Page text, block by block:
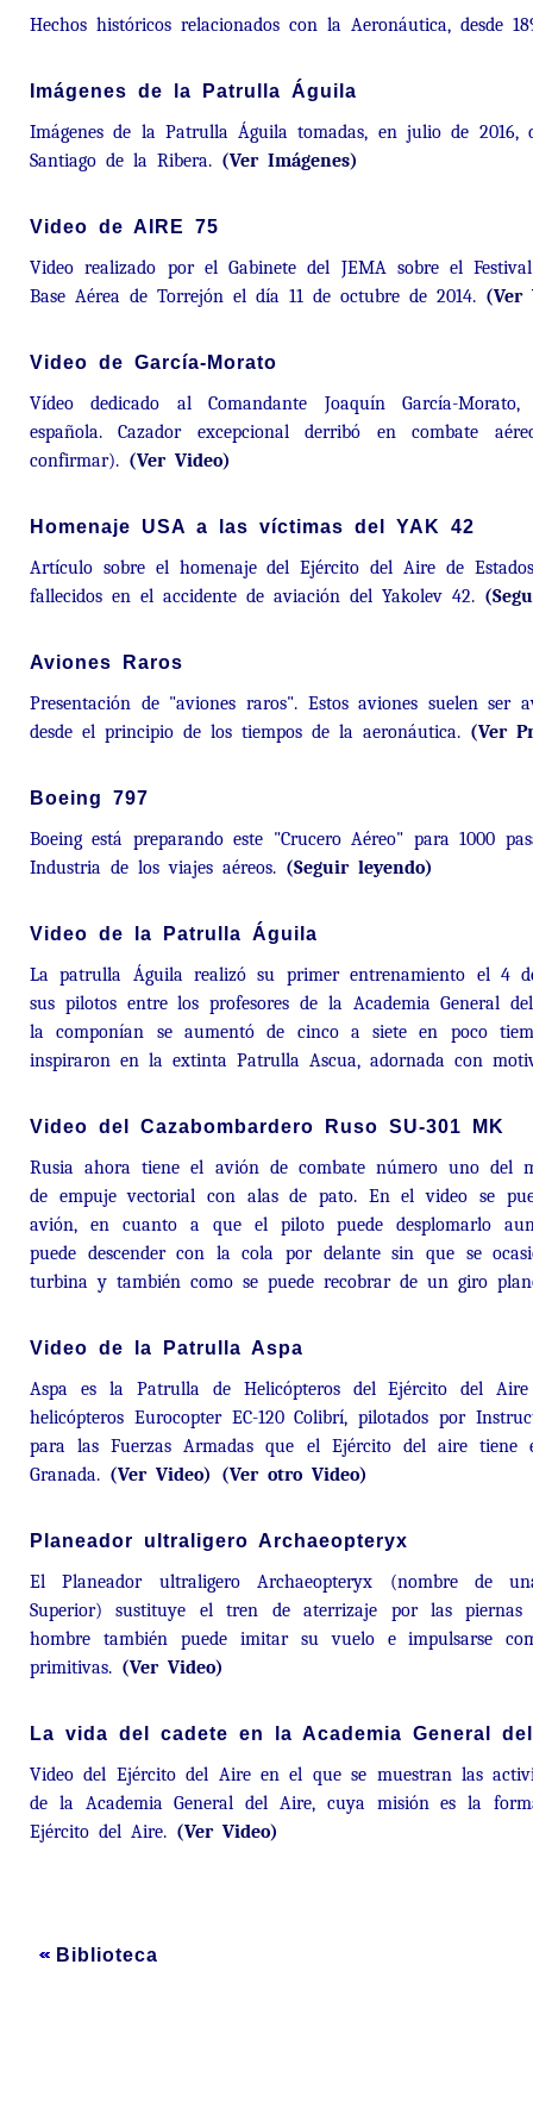
Hechos históricos relacionados con la Aeronáutica, desde
Imágenes de la Patrulla Águila
Imágenes de la Patrulla Águila tomadas, en julio de 2016,
Santiago de la Ribera. (Ver Imágenes)
Video de AIRE 75
Video realizado por el Gabinete del JEMA sobre el
Base Aérea de Torrejón el día 11 de octubre de 2014. (Ver
Video de García-Morato
Vídeo dedicado al Comandante Joaquín García-
española. Cazador excepcional derribó en combate
confirmar). (Ver Video)
Homenaje USA a las víctimas del YAK 42
Artículo sobre el homenaje del Ejército del Aire de
fallecidos en el accidente de aviación del Yakolev 42.
Aviones Raros
Presentación de "aviones raros". Estos aviones suelen ser
desde el principio de los tiempos de la aeronáutica. (Ver
Boeing 797
Boeing está preparando este "Crucero Aéreo" para 1000
Industria de los viajes aéreos. (Seguir leyendo)
Video de la Patrulla Águila
La patrulla Águila realizó su primer entrenamiento el 4
sus pilotos entre los profesores de la Academia General
la componían se aumentó de cinco a siete en poco
inspiraron en la extinta Patrulla Ascua, adornada con
Video del Cazabombardero Ruso SU-301 MK
Rusia ahora tiene el avión de combate número uno del
de empuje vectorial con alas de pato. En el video se
avión, en cuanto a que el piloto puede desplomarlo
puede descender con la cola por delante sin que se
turbina y también como se puede recobrar de un giro
Video de la Patrulla Aspa
Aspa es la Patrulla de Helicópteros del Ejército del
helicópteros Eurocopter EC-120 Colibrí, pilotados por
para las Fuerzas Armadas que el Ejército del aire
Granada. (Ver Video) (Ver otro Video)
Planeador ultraligero Archaeopteryx
El Planeador ultraligero Archaeopteryx (nombre de
Superior) sustituye el tren de aterrizaje por las
hombre también puede imitar su vuelo e impulsarse
primitivas. (Ver Video)
La vida del cadete en la Academia General
Video del Ejército del Aire en el que se muestran las
de la Academia General del Aire, cuya misión es la
Ejército del Aire. (Ver Video)
Biblioteca